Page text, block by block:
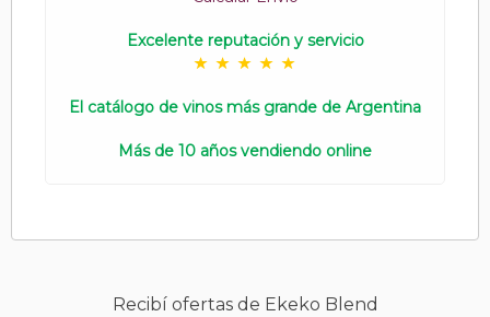
Excelente reputación y servicio
El catálogo de vinos más grande de Argentina
Más de 10 años vendiendo online
Recibí ofertas de Ekeko Blend